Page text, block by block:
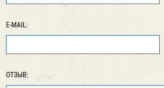
E-MAIL:
ОТЗЫВ: